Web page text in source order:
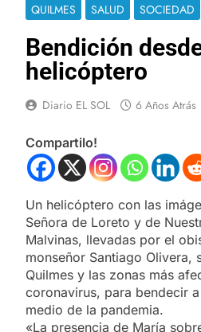
QUILMES SALUD SOCIEDAD
Bendición
helicóptero
Diario EL SOL 6 Años Atrás
Compartilo!
Un helicóptero con las
Señora de Loreto y de
Malvinas, llevadas por el
monseñor Santiago Olivera,
Quilmes y las zonas más
coronavirus, para bendecir
medio de la pandemia.
«La presencia de María